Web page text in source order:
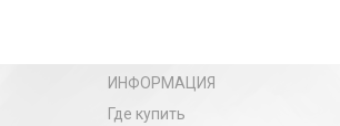
ИНФОРМАЦИЯ
Где купить